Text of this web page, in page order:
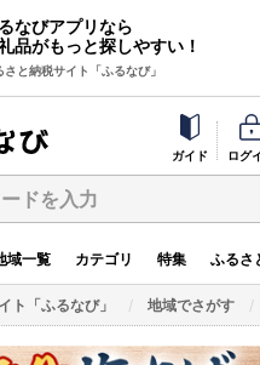
なびアプリなら
品がもっと探しやすい！
さと納税サイト「ふるなび」
ガイド ログ
ドを入力
域一覧 カテゴリ 特集 ふるさ
ト「ふるなび」 地域でさがす